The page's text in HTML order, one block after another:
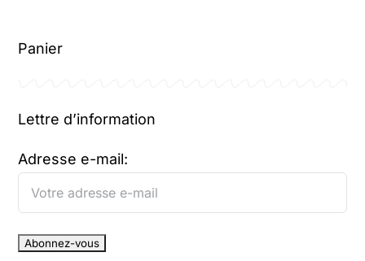
Panier
Lettre d’information
Adresse e-mail: